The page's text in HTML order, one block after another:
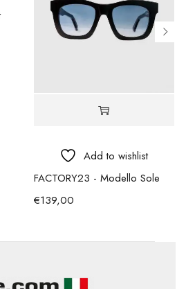
Add to wishlist
FACTORY23 - Modello Sole
€139,00